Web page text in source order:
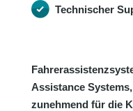
Technischer
Assistance
zunehmend für die